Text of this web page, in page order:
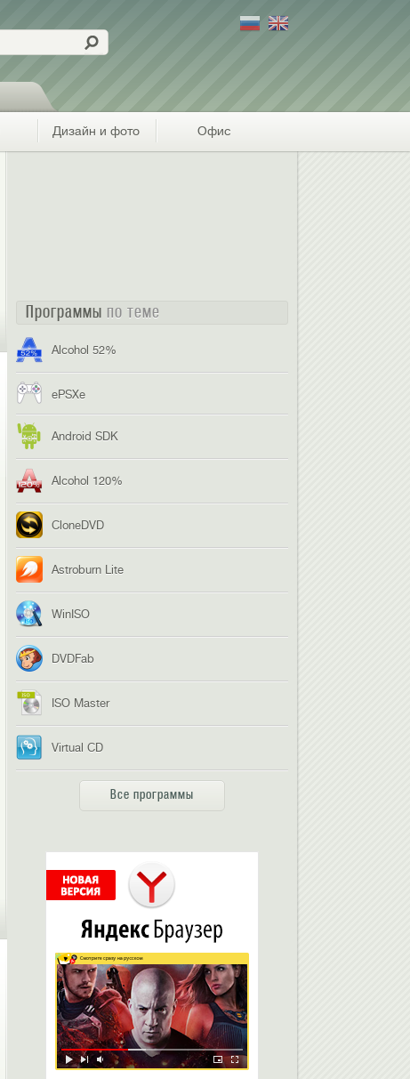
Дизайн и фото Офис
Программы по теме
Alcohol 52%
ePSXe
Android SDK
Alcohol 120%
CloneDVD
Astroburn Lite
WinISO
DVDFab
ISO Master
Virtual CD
Все программы